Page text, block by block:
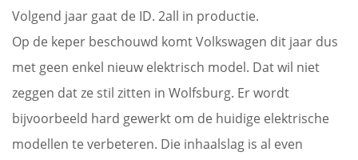
Volgend jaar gaat de ID. 2all in productie.
Op de keper beschouwd komt Volkswagen dit jaar dus
met geen enkel nieuw elektrisch model. Dat wil niet
zeggen dat ze stil zitten in Wolfsburg. Er wordt
bijvoorbeeld hard gewerkt om de huidige elektrische
modellen te verbeteren. Die inhaalslag is al even